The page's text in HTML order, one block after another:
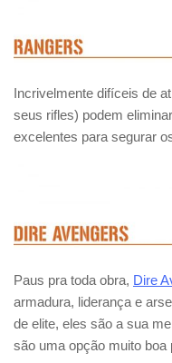
Incrivelmente difíceis de
seus rifles) podem
excelentes para segurar
Paus pra toda obra, Dire
armadura, liderança e
de elite, eles são a sua
são uma opção muito boa